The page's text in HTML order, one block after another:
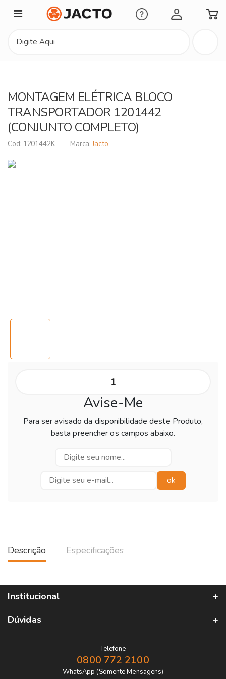
Minha Conta
MONTAGEM ELÉTRICA BLOCO
TRANSPORTADOR 1201442
(CONJUNTO COMPLETO)
1201442K Jacto
Avise-Me
Para ser avisado da disponibilidade deste Produto,
basta preencher os campos abaixo.
Descrição Especificações
Institucional
Dúvidas
Telefone
0800 772 2100
WhatsApp (Somente Mensagens)